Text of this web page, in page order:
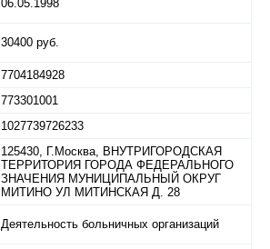
06.05.1998
30400 руб.
7704184928
773301001
1027739726233
125430, Г.Москва, ВНУТРИГОРОДСКАЯ
ТЕРРИТОРИЯ ГОРОДА ФЕДЕРАЛЬНОГО
ЗНАЧЕНИЯ МУНИЦИПАЛЬНЫЙ ОКРУГ
МИТИНО УЛ МИТИНСКАЯ Д. 28
Деятельность больничных организаций